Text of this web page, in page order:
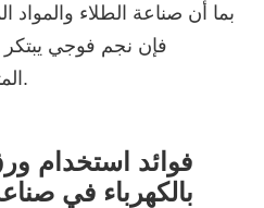
بما أن صناعة الطلاء والمواد
فإن نجم فوجي يبتكر
المتطورة لمختلف القطاعات.
فوائد استخدام
بالكهرباء في